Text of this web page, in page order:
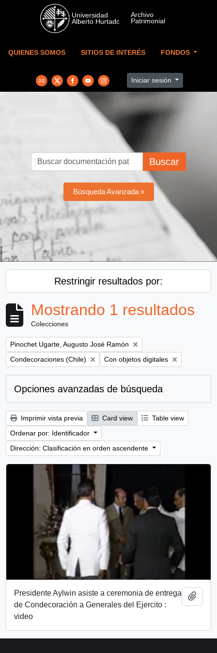
Skip to main content
QUIENES SOMOS SITIOS DE INTERÉS FONDOS
Iniciar sesión
Buscar
Búsqueda Avanzada »
Restringir resultados por:
Mostrando 1 resultados
Colecciones
Remove filter:
Pinochet Ugarte, Augusto José Ramón
Remove filter:
Condecoraciones (Chile) Remove filter:
Con objetos digitales
Opciones avanzadas de búsqueda
Imprimir vista previa Card view
Table view
Ordenar por: Identificador
Dirección: Clasificación en orden ascendente
Presidente Aylwin asiste a ceremonia de entrega
de Condecoración a Generales del Ejercito :
video